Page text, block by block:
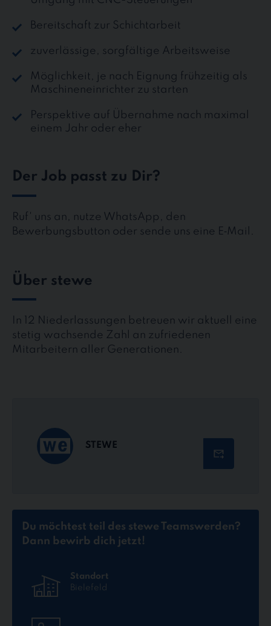
Bereitschaft zur Schichtarbeit
zuverlässige, sorgfältige Arbeitsweise
Möglichkeit, je nach Eignung frühzeitig als
Maschineneinrichter zu starten
Perspektive auf Übernahme nach maximal
einem Jahr oder eher
Der Job passt zu Dir?
Ruf' uns an, nutze WhatsApp, den
Bewerbungsbutton oder sende uns eine E‑Mail.
Über stewe
In 12 Niederlassungen betreuen wir aktuell eine
stetig wachsende Zahl an zufriedenen
Mitarbeitern aller Generationen.
STEWE
Du möchtest teil des stewe Teamswerden?
Dann bewirb dich jetzt!
Standort
Bielefeld